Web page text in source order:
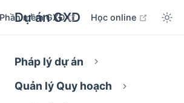
Dự án GXD
Phần mềm GXD open in new window
Học online open in
Pháp lý dự án
Quản lý Quy hoạch